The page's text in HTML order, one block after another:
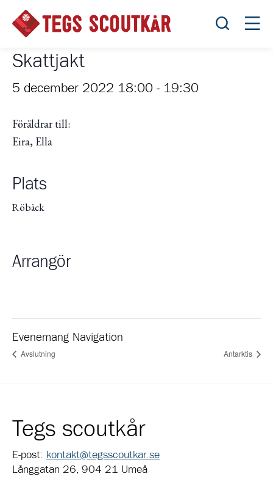
Öppna
Skattjakt
5 december 2022 18:00 - 19:30
Föräldrar till:
Eira, Ella
Plats
Röbäck
Arrangör
Evenemang Navigation
Avslutning Antarktis
Tegs scoutkår
E-post: kontakt@tegsscoutkar.se
Långgatan 26, 904 21 Umeå